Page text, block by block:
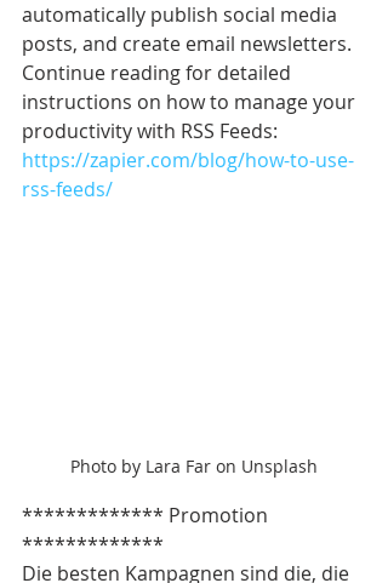
automatically publish social media
posts, and create email newsletters.
Continue reading for detailed
instructions on how to manage your
productivity with RSS Feeds:
https://zapier.com/blog/how-to-use-
rss-feeds/
Photo by Lara Far on Unsplash
************* Promotion
*************
Die besten Kampagnen sind die, die